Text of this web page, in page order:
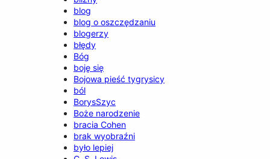
blog
blog o oszczędzaniu
blogerzy
błędy
Bóg
boję się
Bojowa pieść tygrysicy
ból
BorysSzyc
Boże narodzenie
bracia Cohen
brak wyobraźni
było lepiej